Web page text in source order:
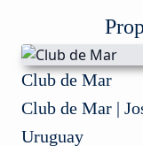
Club de Mar
Club de Mar |
Uruguay